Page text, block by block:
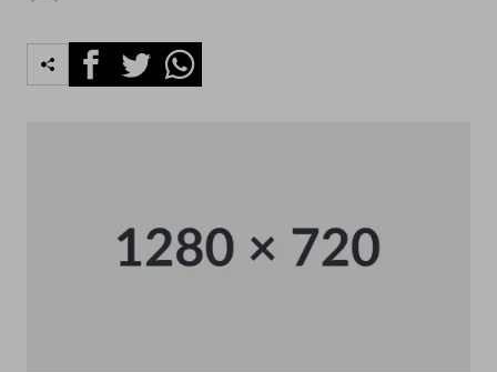
FacebookTwitterWhatsapp